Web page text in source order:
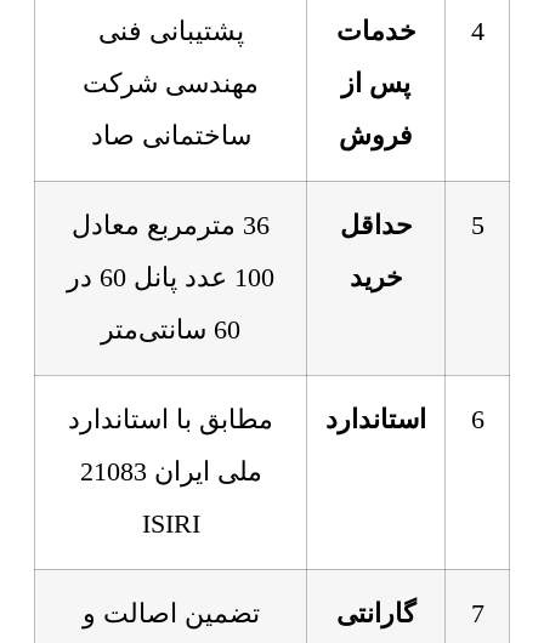
4
خدمات
پس از
فروش
پشتیبانی فنی
مهندسی شرکت
ساختمانی صاد
5
حداقل
خرید
36 مترمربع معادل
100 عدد پانل 60 در
60 سانتی‌متر
6 استاندارد
مطابق با استاندارد
ملی ایران 21083
ISIRI
7 گارانتی
تضمین اصالت و